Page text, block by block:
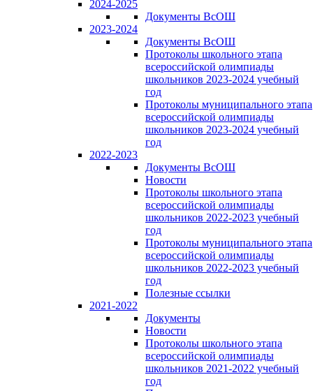
2024-2025
Документы ВсОШ
2023-2024
Документы ВсОШ
Протоколы школьного этапа
всероссийской олимпиады
школьников 2023-2024 учебный
год
Протоколы муниципального этапа
всероссийской олимпиады
школьников 2023-2024 учебный
год
2022-2023
Документы ВсОШ
Новости
Протоколы школьного этапа
всероссийской олимпиады
школьников 2022-2023 учебный
год
Протоколы муниципального этапа
всероссийской олимпиады
школьников 2022-2023 учебный
год
Полезные ссылки
2021-2022
Документы
Новости
Протоколы школьного этапа
всероссийской олимпиады
школьников 2021-2022 учебный
год